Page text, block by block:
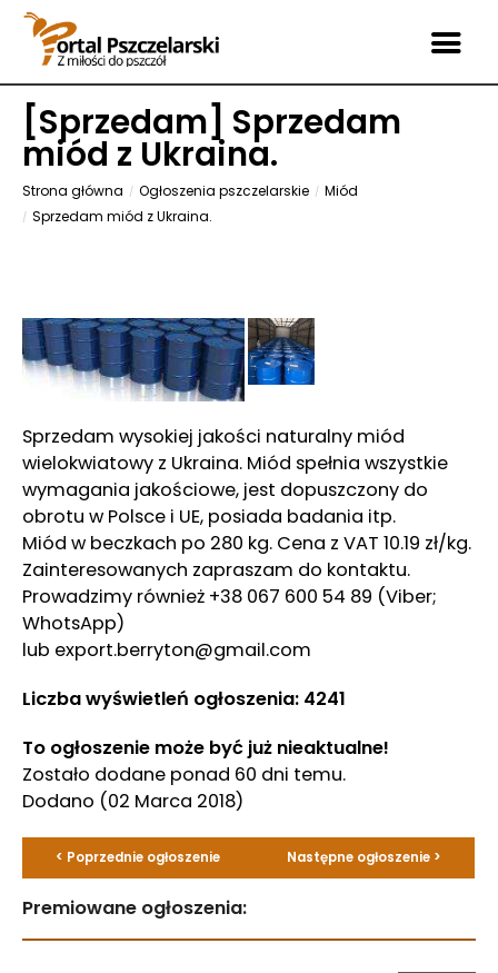
[Sprzedam] Sprzedam
miód z Ukraina.
Strona główna Ogłoszenia pszczelarskie
Miód
Sprzedam miód z Ukraina.
Sprzedam wysokiej jakości naturalny miód
wielokwiatowy z Ukraina. Miód spełnia wszystkie
wymagania jakościowe, jest dopuszczony do
obrotu w Polsce i UE, posiada badania itp.
Miód w beczkach po 280 kg. Cena z VAT 10.19 zł/kg.
Zainteresowanych zapraszam do kontaktu.
Prowadzimy również +38 067 600 54 89 (Viber;
WhotsApp)
lub export.berryton@gmail.com
Liczba wyświetleń ogłoszenia: 4241
To ogłoszenie może być już nieaktualne!
Zostało dodane ponad 60 dni temu.
Dodano (02 Marca 2018)
< Poprzednie ogłoszenie Następne ogłoszenie >
Premiowane ogłoszenia: